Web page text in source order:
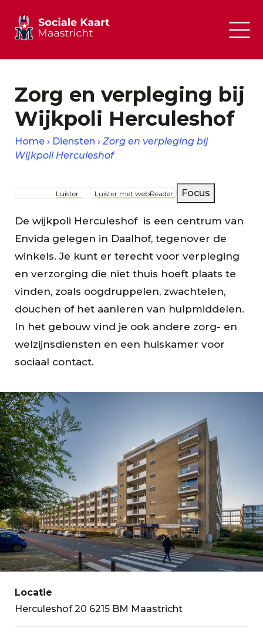
Zorg en verpleging bij
Wijkpoli Herculeshof
Home Diensten
Zorg en verpleging bij
Wijkpoli Herculeshof
Luister Luister met webReader Focus
De wijkpoli Herculeshof is een centrum van
Envida gelegen in Daalhof, tegenover de
winkels. Je kunt er terecht voor verpleging
en verzorging die niet thuis hoeft plaats te
vinden, zoals oogdruppelen, zwachtelen,
douchen of het aanleren van hulpmiddelen.
In het gebouw vind je ook andere zorg- en
welzijnsdiensten en een huiskamer voor
sociaal contact.
Locatie
Herculeshof 20 6215 BM Maastricht